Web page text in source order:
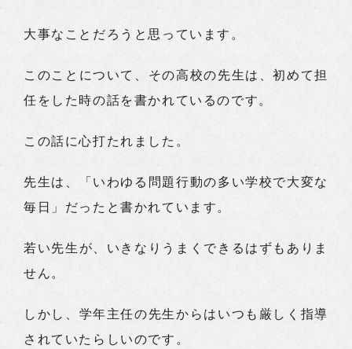
大事なことだろうと思っています。
このことについて、その高校の先生は、初めて担
任をした時の話を書かれているのです。
この話に心打たれました。
先生は、「いわゆる問題行動の多い学校で大変な
毎日」だったと書かれています。
若い先生が、いきなりうまくできるはずもありま
せん。
しかし、学年主任の先生からはいつも厳しく指導
されていたらしいのです。